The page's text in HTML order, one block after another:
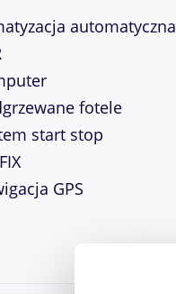
automatyczna
fotele
start stop
GPS